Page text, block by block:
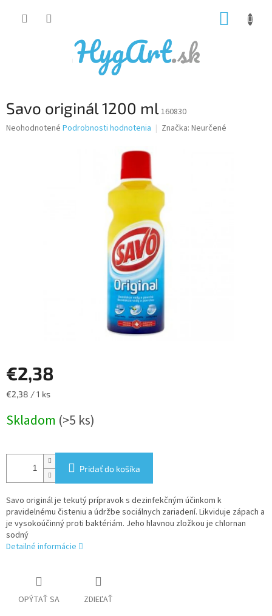
Savo originál 1200 ml160830
Priemerné
Neohodnotené Podrobnosti hodnotenia Značka: Neurčené
€2,38
Jednotková
€2,38 / 1 ks
Skladom (>5 ks)
Pridať do košíka
Savo originál je tekutý prípravok s dezinfekčným účinkom k
pravidelnému čisteniu a údržbe sociálnych zariadení. Likviduje zápach a
je vysokoúčinný proti baktériám. Jeho hlavnou zložkou je chlornan
sodný
Detailné informácie
OPÝTAŤ SA ZDIEĽAŤ